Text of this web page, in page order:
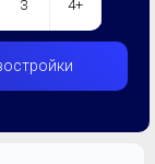
3 4+